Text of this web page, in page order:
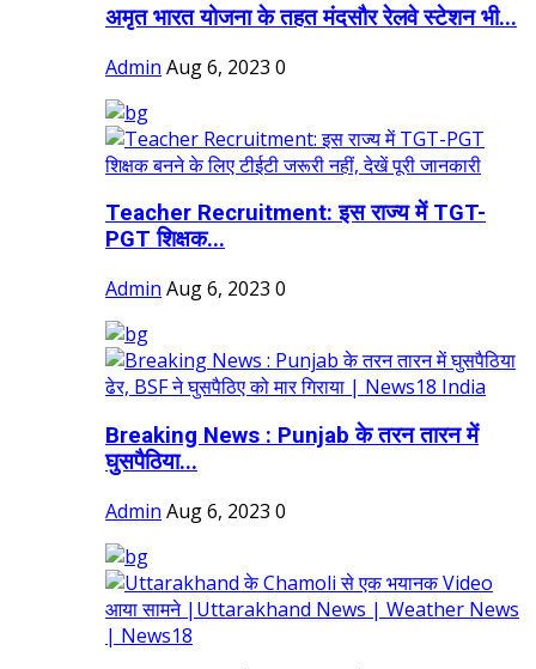
अमृत भारत योजना के तहत मंदसौर रेलवे स्टेशन भी...
Admin Aug 6, 2023 0
Teacher Recruitment: इस राज्य में TGT-
PGT शिक्षक...
Admin Aug 6, 2023 0
Breaking News : Punjab के तरन तारन में
घुसपैठिया...
Admin Aug 6, 2023 0